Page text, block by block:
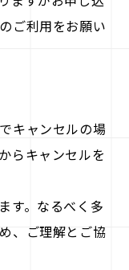
ご利用をお願い
キャンセルの場
らキャンセルを
す。なるべく多
、ご理解とご協